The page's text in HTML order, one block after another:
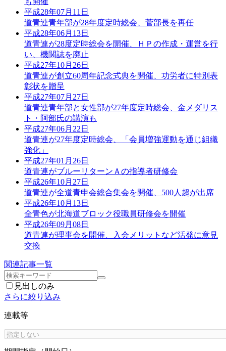
平成28年07月11日
道青連青年部が28年度定時総会、菅部長を再任
平成28年06月13日
道青連が28度定時総会を開催、ＨＰの作成・運営を行
い、機関誌を廃止
平成27年10月26日
道青連が創立60周年記念式典を開催、功労者に特別表
彰状を贈呈
平成27年07月27日
道青連青年部と女性部が27年度定時総会、金メダリス
ト・阿部氏の講演も
平成27年06月22日
道青連が27年度定時総会、「会員増強運動を通じ組織
強化」
平成27年01月26日
道青連がブルーリターンＡの指導者研修会
平成26年10月27日
道青連が全道青申会総合集会を開催、500人超が出席
平成26年10月13日
全青色が北海道ブロック役職員研修会を開催
平成26年09月08日
道青連が理事会を開催、入会メリットなど活発に意見
交換
関連記事一覧
見出しのみ
さらに絞り込み
連載等